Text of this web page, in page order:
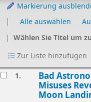
Markierung
Alle auswählen
Wählen Sie Titel um
Zur Liste hinzufügen
1. Bad
Misuses
Moon